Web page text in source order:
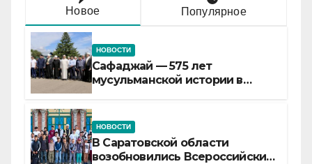
Новое Популярное
НОВОСТИ
Сафаджай — 575 лет
мусульманской истории в
НОВОСТИ
В Саратовской области
возобновились Всероссийские